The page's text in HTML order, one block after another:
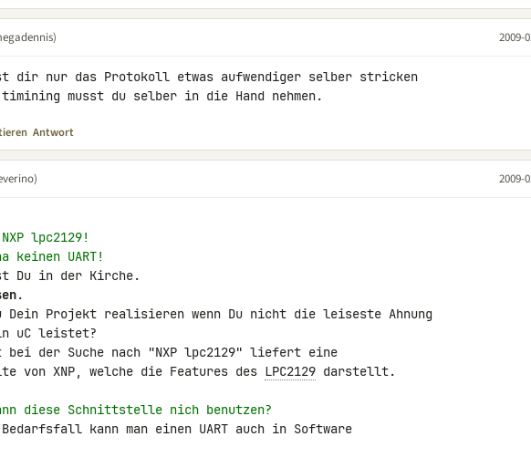
2009-
dir nur das Protokoll etwas aufwendiger selber stricken
timining musst du selber in die Hand nehmen.
Antwort
2009-
lpc2129!
keinen UART!
Du in der Kirche.
.
Dein Projekt realisieren wenn Du nicht die leiseste Ahnung
uC leistet?
der Suche nach "NXP lpc2129" liefert eine
von XNP, welche die Features des LPC2129 darstellt.
diese Schnittstelle nich benutzen?
kann man einen UART auch in Software